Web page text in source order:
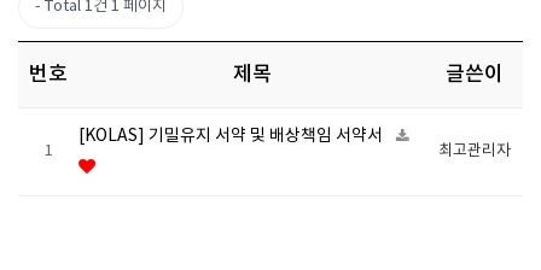
Total 1건 1 페이지
번호 제목 글쓴이
1
[KOLAS] 기밀유지 서약 및 배상책임 서약서
최고관리자